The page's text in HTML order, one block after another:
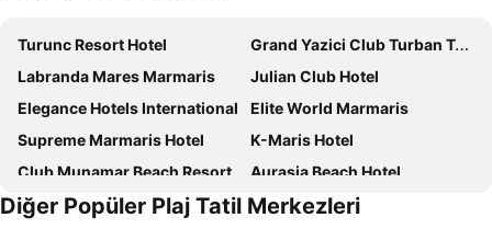
Turunc Resort Hotel
Grand Yazici Club Turban Termal
Labranda Mares Marmaris
Julian Club Hotel
Elegance Hotels International
Elite World Marmaris
Supreme Marmaris Hotel
K-Maris Hotel
Club Munamar Beach Resort
Aurasia Beach Hotel
Marmaris Bay Resort - Adults Only
Grand Yazici Marmaris Palace - All Inclusive
Diğer Popüler Plaj Tatil Merkezleri